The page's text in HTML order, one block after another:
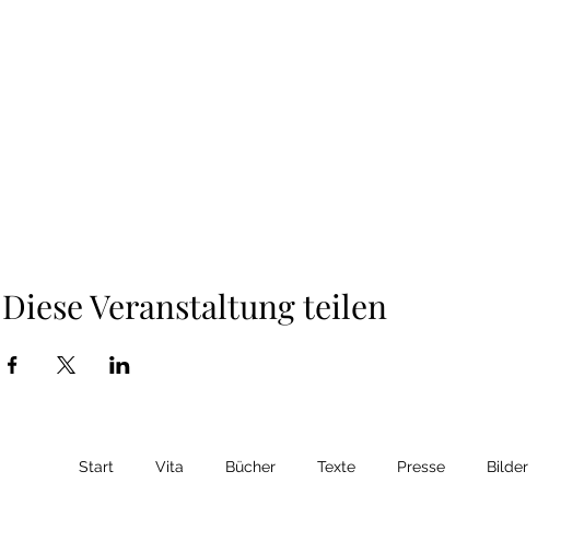
Diese Veranstaltung teilen
Start Vita Bücher Texte Presse Bilder